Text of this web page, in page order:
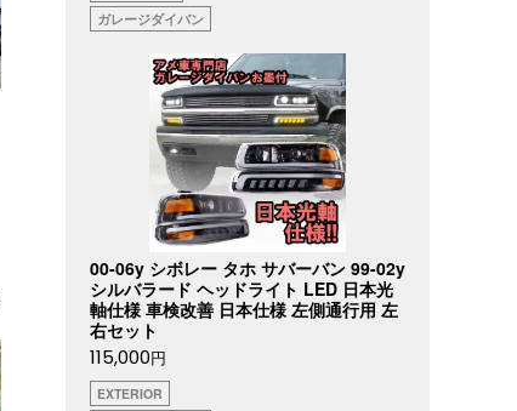
ガレージダイバン
00-06y シボレー タホ サバーバン 99-02y
シルバラード ヘッドライト LED 日本光
軸仕様 車検改善 日本仕様 左側通行用 左
右セット
115,000円
EXTERIOR